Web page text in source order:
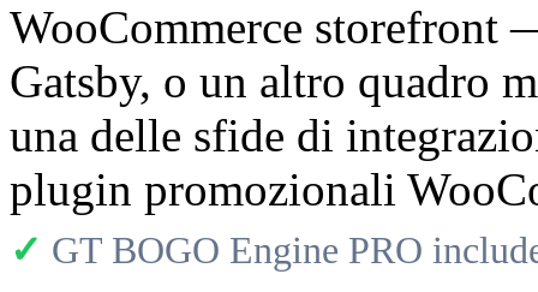
WooCommerce storefront
Gatsby, o un altro quadro
una delle sfide di
plugin promozionali
✓ GT BOGO Engine PRO